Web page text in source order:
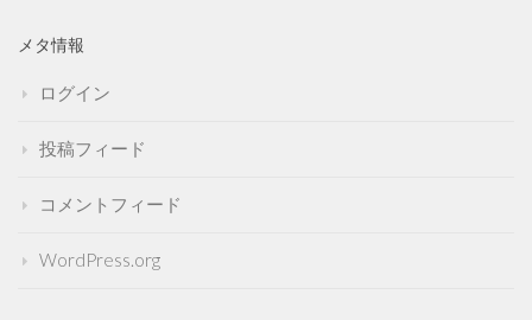
メタ情報
ログイン
投稿フィード
コメントフィード
WordPress.org